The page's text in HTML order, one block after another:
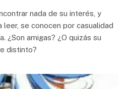
nada de su interés, y
leer, se conocen por casualidad
¿Son amigas? ¿O quizás su
distinto?